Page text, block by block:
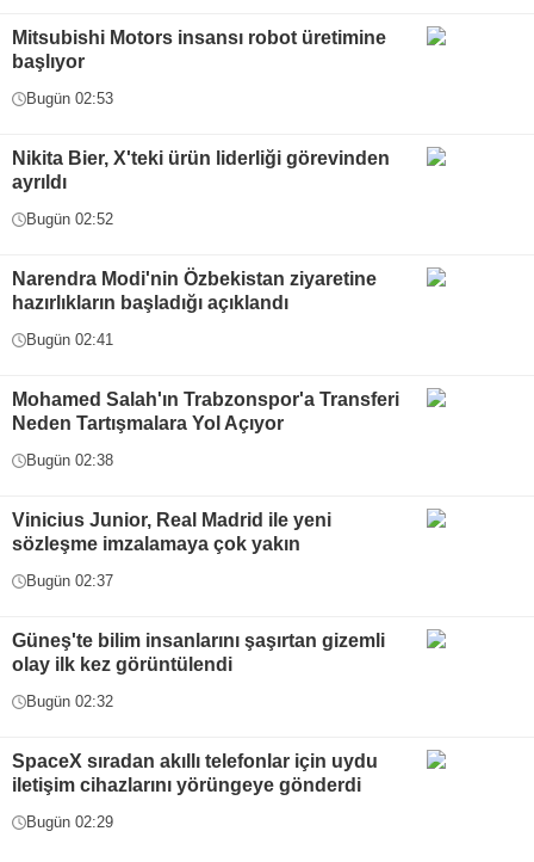
Mitsubishi Motors insansı robot üretimine
başlıyor
Bugün 02:53
Nikita Bier, X'teki ürün liderliği görevinden
ayrıldı
Bugün 02:52
Narendra Modi'nin Özbekistan ziyaretine
hazırlıkların başladığı açıklandı
Bugün 02:41
Mohamed Salah'ın Trabzonspor'a Transferi
Neden Tartışmalara Yol Açıyor
Bugün 02:38
Vinicius Junior, Real Madrid ile yeni
sözleşme imzalamaya çok yakın
Bugün 02:37
Güneş'te bilim insanlarını şaşırtan gizemli
olay ilk kez görüntülendi
Bugün 02:32
SpaceX sıradan akıllı telefonlar için uydu
iletişim cihazlarını yörüngeye gönderdi
Bugün 02:29